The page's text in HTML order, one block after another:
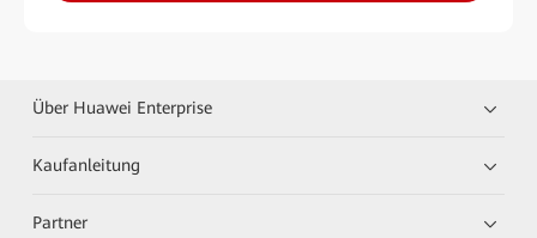
Über Huawei Enterprise
Kaufanleitung
Partner